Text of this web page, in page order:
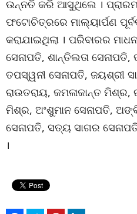
ଉନ୍ନତି କରି ଆସୁଥିଲେ ।
ଫଟୋଚିତ୍ରରେ ମାଲ୍ୟାର୍ପଣ
କରାଯାଇଥିଲା । ପରିବାରର
ସେନାପତି, ଶାନ୍ତିଲତା ସେନାପତି,
ତପସ୍ୱନୀ ସେନାପତି, ଜୟଶ୍ରୀ
ରାଉତରାୟ, କମଳାକାନ୍ତ ମିଶ୍ର,
ମିଶ୍ର, ଅଂଶୁମାନ ସେନାପତି,
ସେନାପତି, ସତ୍ୟ ସାଗର
।